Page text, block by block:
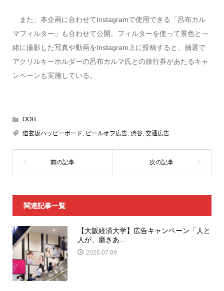
また、本企画に合わせてInstagramで使用できる「呂布カル
マフィルター」も合わせて公開。フィルターを使って景色と一
緒に撮影した写真や動画をInstagram上に投稿すると、抽選で
アクリルキーホルダーの呂布カルマ氏との旅行券があたるキャ
ンペーンも実施している。
OOH
道玄坂ハッピーボード, ピールオフ広告, 渋谷, 交通広告
関連記事一覧
【大阪経済大学】広告キャンペーン「人と
人が、磨きあ...
2026.07.09